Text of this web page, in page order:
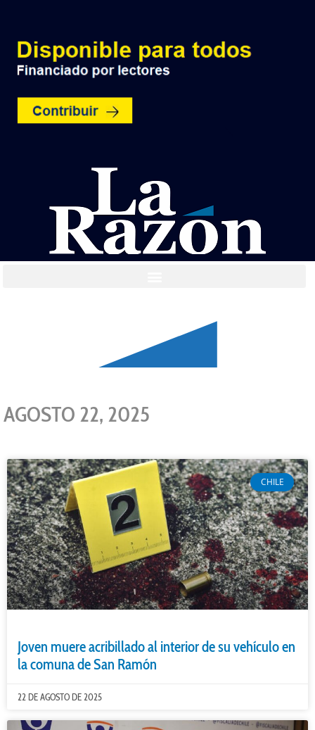
AGOSTO 22, 2025
CHILE
Joven muere acribillado al interior de su vehículo en
la comuna de San Ramón
22 DE AGOSTO DE 2025